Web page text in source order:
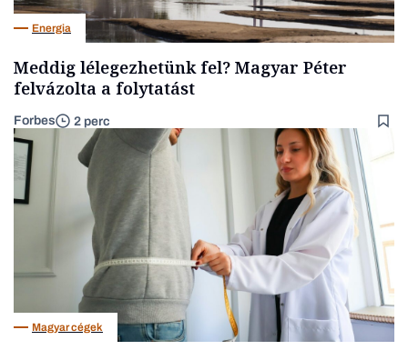
Energia
Meddig lélegezhetünk fel? Magyar Péter
felvázolta a folytatást
Forbes 2 perc
Magyar cégek